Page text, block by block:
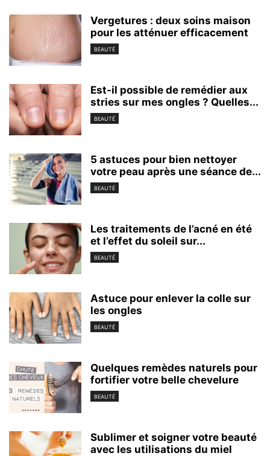
Vergetures : deux soins maison
pour les atténuer efficacement
BEAUTÉ
Est-il possible de remédier aux
stries sur mes ongles ? Quelles...
BEAUTÉ
5 astuces pour bien nettoyer
votre peau après une séance de...
BEAUTÉ
Les traitements de l’acné en été
et l’effet du soleil sur...
BEAUTÉ
Astuce pour enlever la colle sur
les ongles
BEAUTÉ
Quelques remèdes naturels pour
fortifier votre belle chevelure
BEAUTÉ
Sublimer et soigner votre beauté
avec les utilisations du miel